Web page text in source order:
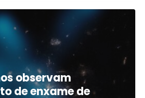
observam
de enxame de